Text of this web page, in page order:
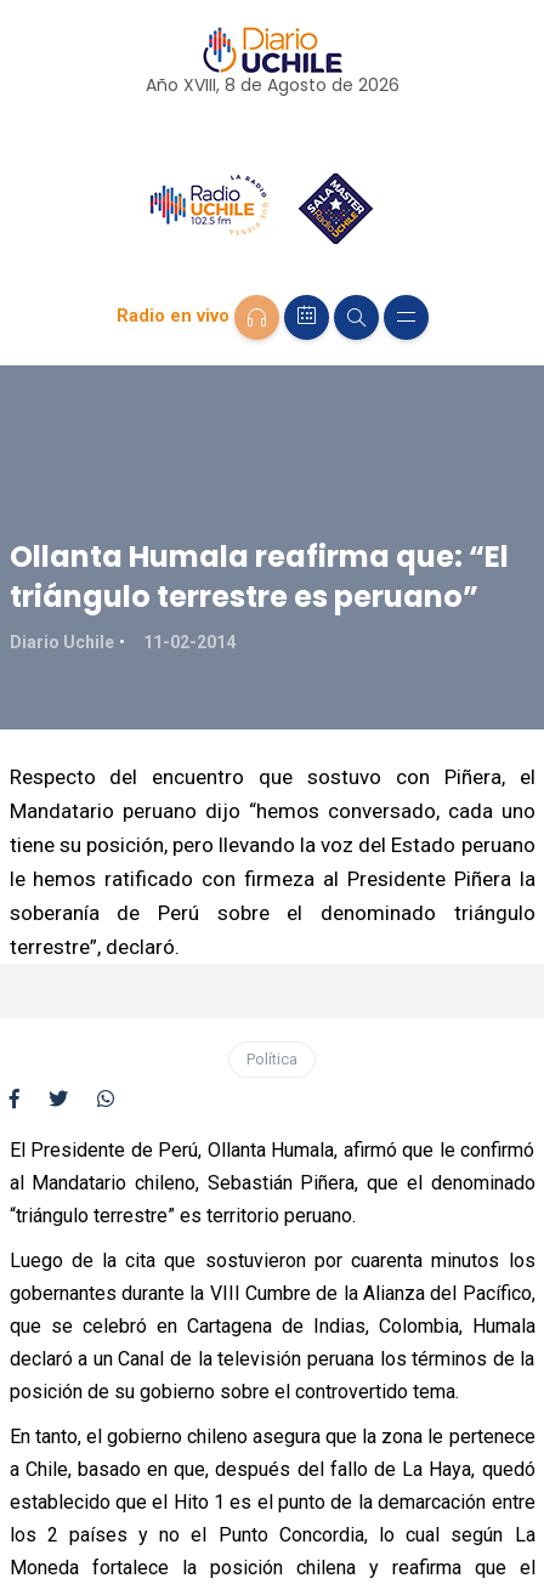
Año XVIII, 8 de Agosto de 2026
Radio en vivo
Ollanta Humala reafirma que: “El
triángulo terrestre es peruano”
Diario Uchile 11-02-2014
Respecto del encuentro que sostuvo con Piñera, el
Mandatario peruano dijo “hemos conversado, cada uno
tiene su posición, pero llevando la voz del Estado peruano
le hemos ratificado con firmeza al Presidente Piñera la
soberanía de Perú sobre el denominado triángulo
terrestre”, declaró.
Política
El Presidente de Perú, Ollanta Humala, afirmó que le confirmó
al Mandatario chileno, Sebastián Piñera, que el denominado
“triángulo terrestre” es territorio peruano.
Luego de la cita que sostuvieron por cuarenta minutos los
gobernantes durante la VIII Cumbre de la Alianza del Pacífico,
que se celebró en Cartagena de Indias, Colombia, Humala
declaró a un Canal de la televisión peruana los términos de la
posición de su gobierno sobre el controvertido tema.
En tanto, el gobierno chileno asegura que la zona le pertenece
a Chile, basado en que, después del fallo de La Haya, quedó
establecido que el Hito 1 es el punto de la demarcación entre
los 2 países y no el Punto Concordia, lo cual según La
Moneda fortalece la posición chilena y reafirma que el